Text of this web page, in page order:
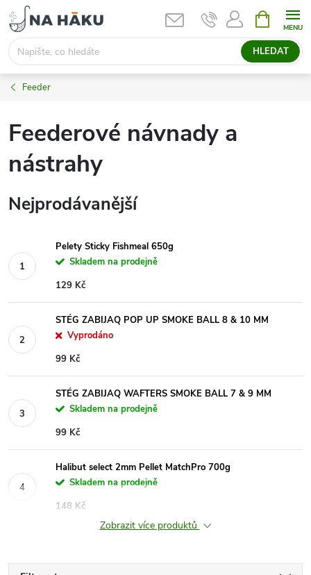
Přejít
na
obsah
HLEDAT
NÁKUPNÍ
KOŠÍK
Feeder
Feederové návnady a
nástrahy
Nejprodávanější
Pelety Sticky Fishmeal 650g
Skladem na prodejně
129 Kč
STÉG ZABIJAQ POP UP SMOKE BALL 8 & 10 MM
Vyprodáno
99 Kč
STÉG ZABIJAQ WAFTERS SMOKE BALL 7 & 9 MM
Skladem na prodejně
99 Kč
Halibut select 2mm Pellet MatchPro 700g
Skladem na prodejně
148 Kč
Zobrazit více produktů